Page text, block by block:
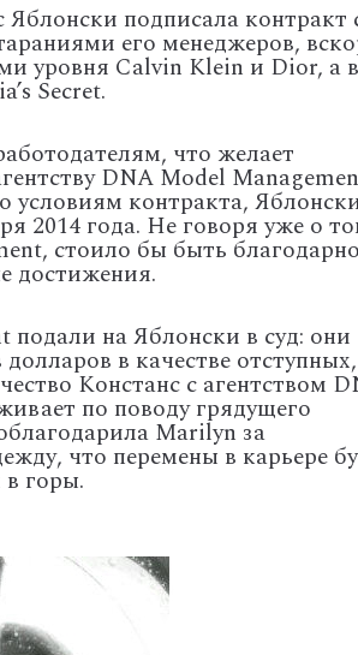
Яблонски подписала контракт
его менеджеров,
уровня Calvin Klein и Dior, а в
Secret.
что желает
DNA Model
условиям контракта,
2014 года. Не говоря уже о
стоило бы быть
достижения.
на Яблонски в суд: они
в качестве
Констанс с агентством
по поводу грядущего
Marilyn за
что перемены в карьере
горы.